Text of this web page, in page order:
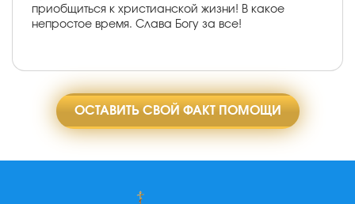
приобщиться к христианской жизни! В какое
непростое время. Слава Богу за все!
ОСТАВИТЬ СВОЙ ФАКТ ПОМОЩИ